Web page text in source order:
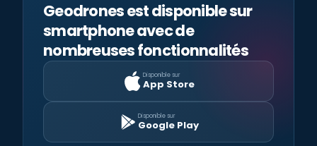
Geodrones est disponible sur
smartphone avec de
nombreuses fonctionnalités
Disponible sur
App Store
Disponible sur
Google Play